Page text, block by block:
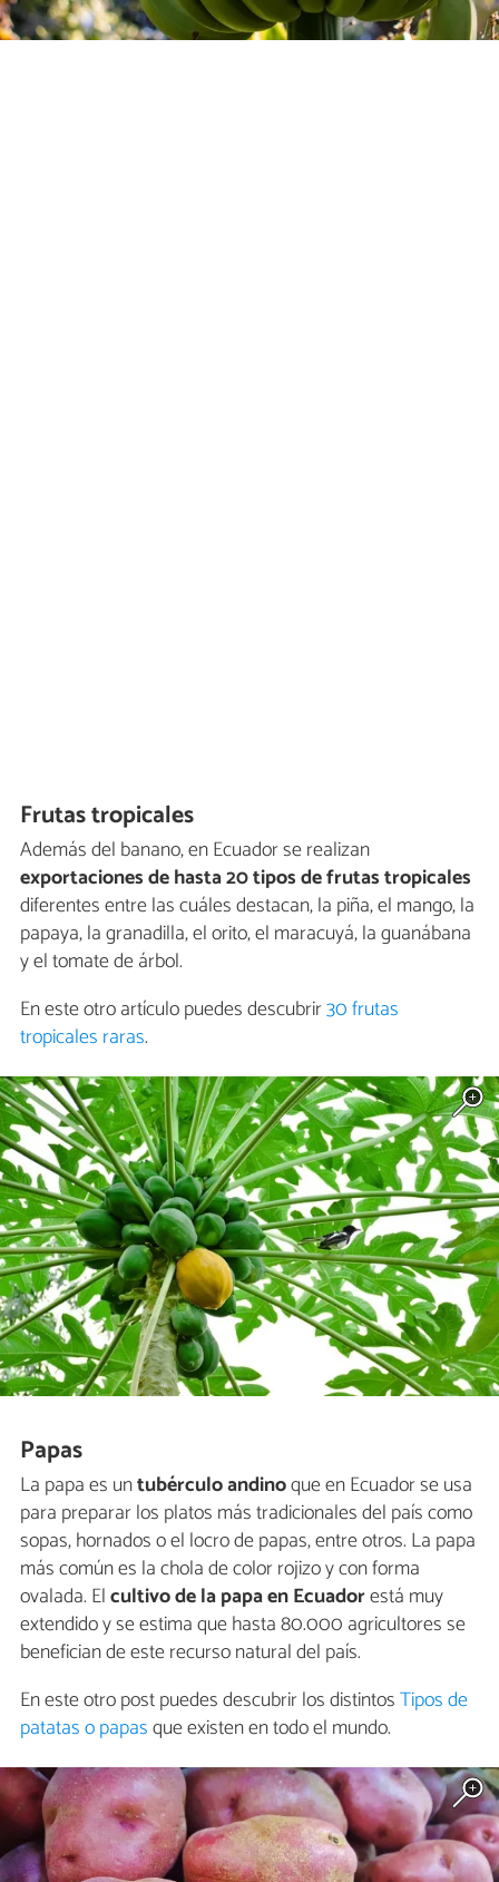
Frutas tropicales
Además del banano, en Ecuador se realizan
exportaciones de hasta 20 tipos de frutas tropicales
diferentes entre las cuáles destacan, la piña, el mango, la
papaya, la granadilla, el orito, el maracuyá, la guanábana
y el tomate de árbol.
En este otro artículo puedes descubrir30 frutas
tropicales raras.
Papas
La papa es untubérculo andinoque en Ecuador se usa
para preparar los platos más tradicionales del país como
sopas, hornados o el locro de papas, entre otros. La papa
más común es la chola de color rojizo y con forma
ovalada. Elcultivo de la papa en Ecuadorestá muy
extendido y se estima que hasta 80.000 agricultores se
benefician de este recurso natural del país.
En este otro post puedes descubrir los distintosTipos de
patatas o papasque existen en todo el mundo.